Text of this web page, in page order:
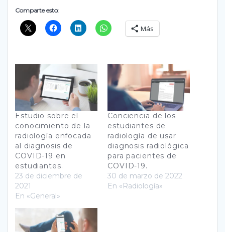
Comparte esto:
Más
Estudio sobre el
conocimiento de la
radiología enfocada
al diagnosis de
COVID-19 en
estudiantes.
23 de diciembre de
2021
En «General»
Conciencia de los
estudiantes de
radiología de usar
diagnosis radiológica
para pacientes de
COVID-19.
30 de marzo de 2022
En «Radiología»